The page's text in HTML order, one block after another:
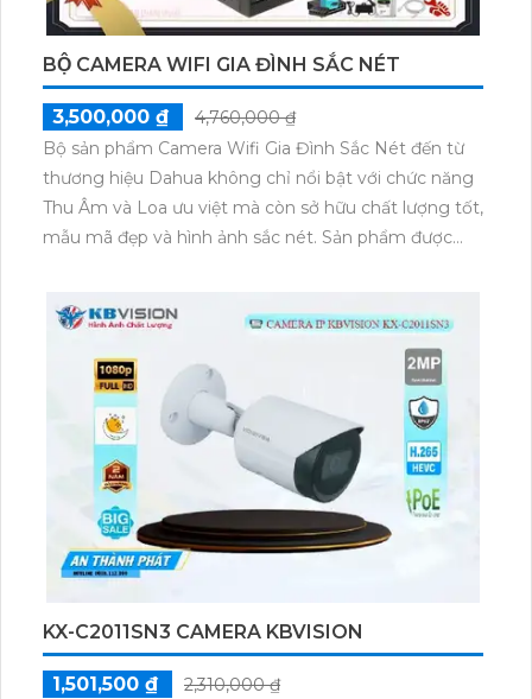
BỘ CAMERA WIFI GIA ĐÌNH SẮC NÉT
3,500,000 ₫
4,760,000 ₫
Bộ sản phẩm Camera Wifi Gia Đình Sắc Nét đến từ
thương hiệu Dahua không chỉ nổi bật với chức năng
Thu Âm và Loa ưu việt mà còn sở hữu chất lượng tốt,
mẫu mã đẹp và hình ảnh sắc nét. Sản phẩm được
có giá thành phải chăng, phù hợp với nhu cầu và
ngân sách của đa số người tiêu dùng.
KX-C2011SN3 CAMERA KBVISION
1,501,500 ₫
2,310,000 ₫